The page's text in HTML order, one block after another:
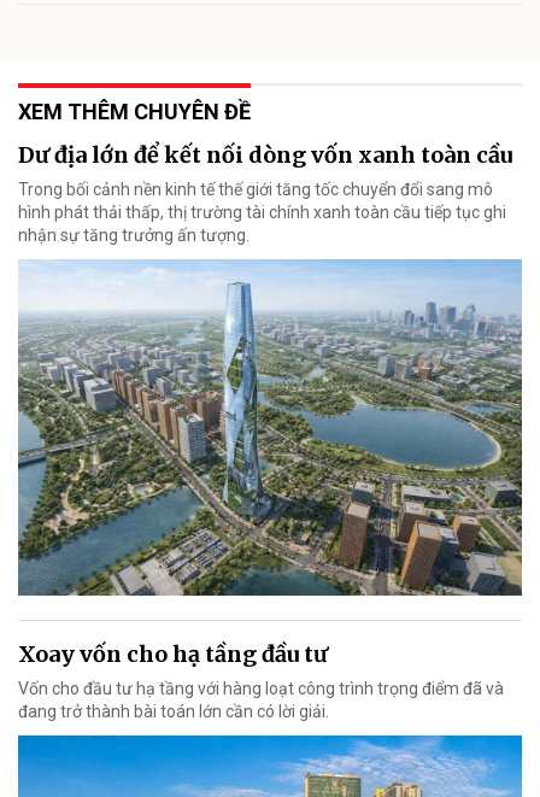
XEM THÊM CHUYÊN ĐỀ
Dư địa lớn để kết nối dòng vốn xanh toàn cầu
Trong bối cảnh nền kinh tế thế giới tăng tốc chuyển đổi sang mô
hình phát thải thấp, thị trường tài chính xanh toàn cầu tiếp tục ghi
nhận sự tăng trưởng ấn tượng.
Xoay vốn cho hạ tầng đầu tư
Vốn cho đầu tư hạ tầng với hàng loạt công trình trọng điểm đã và
đang trở thành bài toán lớn cần có lời giải.